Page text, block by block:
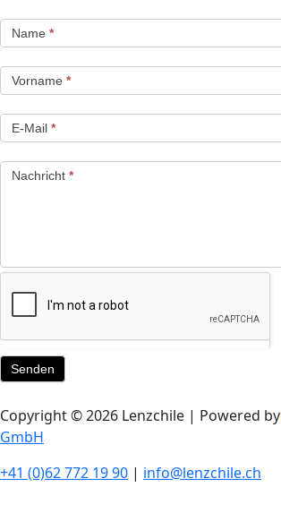
Kontaktformular
Name *
Vorname *
E-Mail *
Nachricht *
menschlich
dieses
Senden
Copyright © 2026 Lenzchile | Powered by
GmbH
+41 (0)62 772 19 90 | info@lenzchile.ch